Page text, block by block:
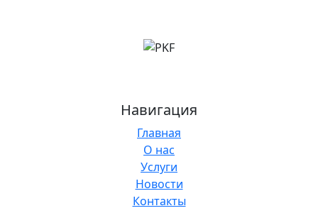
Навигация
Главная
О нас
Услуги
Новости
Контакты